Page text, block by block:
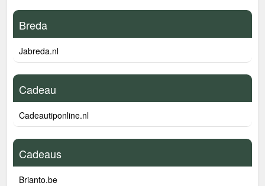
Breda
Jabreda.nl
Cadeau
Cadeautiponline.nl
Cadeaus
Brianto.be